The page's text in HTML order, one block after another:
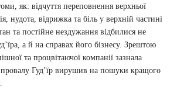
як: відчуття переповнення верхньої
нудота, відрижка та біль у верхній частині
та постійне нездужання відбилися не
а й на справах його бізнесу. Зрештою
та процвітаючої компанії зазнала
провалу Гудʼїр вирушив на пошуки кращого